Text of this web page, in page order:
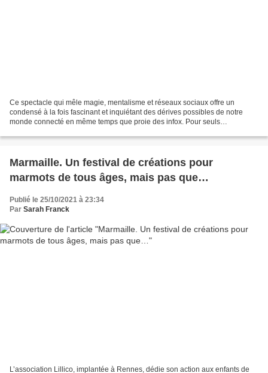
Ce spectacle qui mêle magie, mentalisme et réseaux sociaux offre un
condensé à la fois fascinant et inquiétant des dérives possibles de notre
monde connecté en même temps que proie des infox. Pour seuls
Marmaille. Un festival de créations pour
marmots de tous âges, mais pas que…
Publié le 25/10/2021 à 23:34
Par Sarah Franck
L’association Lillico, implantée à Rennes, dédie son action aux enfants de